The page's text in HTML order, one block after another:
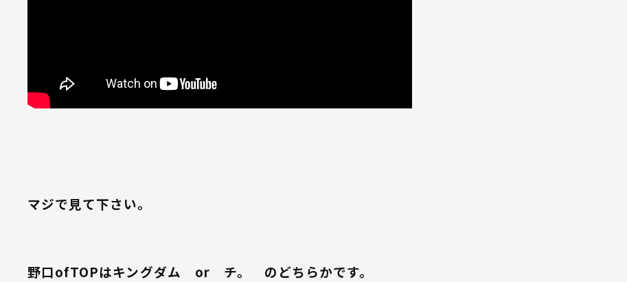
マジで見て下さい。
野口ofTOPはキングダム or チ。 のどちらかです。